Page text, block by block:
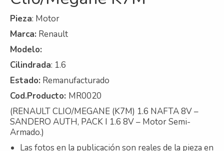
Contacto
Nosotros
Trabaja con nosotros
Pieza: Motor
Marca: Renault
Modelo:
Cilindrada: 1.6
Estado: Remanufacturado
Cod.Producto: MR0020
(RENAULT CLIO/MEGANE (K7M) 1.6 NAFTA 8V –
SANDERO AUTH, PACK I 1.6 8V – Motor Semi-
Armado.)
Las fotos en la publicación son reales de la pieza en